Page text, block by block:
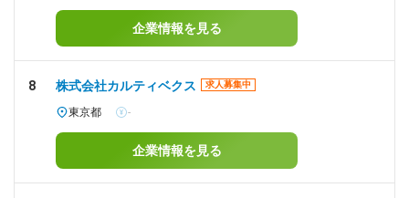
企業情報を見る
8 株式会社カルティベクス 求人募集中
東京都 -
企業情報を見る